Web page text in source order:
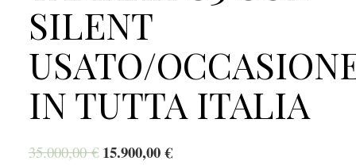
SILENT
USATO/
IN TUTTA ITALIA
35.000,00€ 15.900,00€